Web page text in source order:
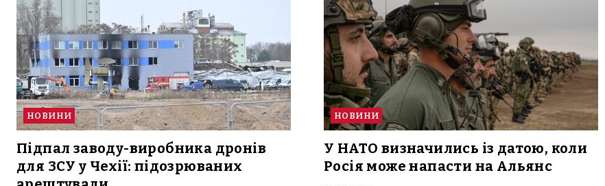
НОВИНИ
Підпал заводу-виробника дронів
для ЗСУ у Чехії: підозрюваних
НОВИНИ
У НАТО визначились із датою, коли
Росія може напасти на Альянс